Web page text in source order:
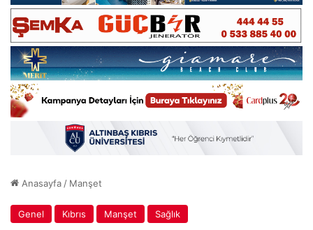
Anasayfa/ Manşet
Genel Kıbrıs Manşet Sağlık